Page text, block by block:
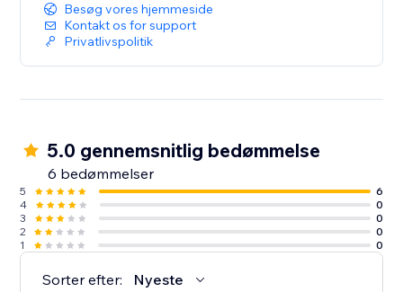
Besøg vores hjemmeside
Kontakt os for support
Privatlivspolitik
5.0 gennemsnitlig bedømmelse
6 bedømmelser
5
6
4
0
3
0
2
0
1
0
Sorter efter: Nyeste